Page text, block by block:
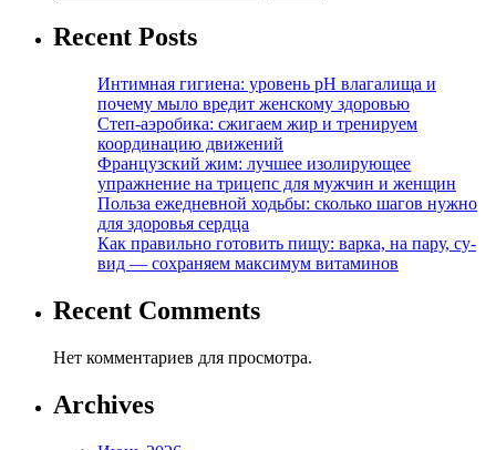
Recent Posts
Интимная гигиена: уровень pH влагалища и
почему мыло вредит женскому здоровью
Степ-аэробика: сжигаем жир и тренируем
координацию движений
Французский жим: лучшее изолирующее
упражнение на трицепс для мужчин и женщин
Польза ежедневной ходьбы: сколько шагов нужно
для здоровья сердца
Как правильно готовить пищу: варка, на пару, су-
вид — сохраняем максимум витаминов
Recent Comments
Нет комментариев для просмотра.
Archives